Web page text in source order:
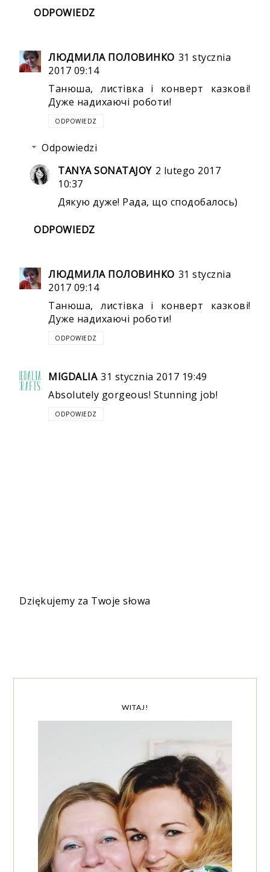
ODPOWIEDZ
ЛЮДМИЛА ПОЛОВИНКО 31 stycznia
2017 09:14
Танюша, листівка і конверт казкові!
Дуже надихаючі роботи!
ODPOWIEDZ
Odpowiedzi
TANYA SONATAJOY 2 lutego 2017
10:37
Дякую дуже! Рада, що сподобалось)
ODPOWIEDZ
ЛЮДМИЛА ПОЛОВИНКО 31 stycznia
2017 09:14
Танюша, листівка і конверт казкові!
Дуже надихаючі роботи!
ODPOWIEDZ
MIGDALIA 31 stycznia 2017 19:49
Absolutely gorgeous! Stunning job!
ODPOWIEDZ
Dziękujemy za Twoje słowa
WITAJ!